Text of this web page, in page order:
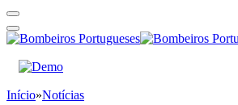
Início»Notícias